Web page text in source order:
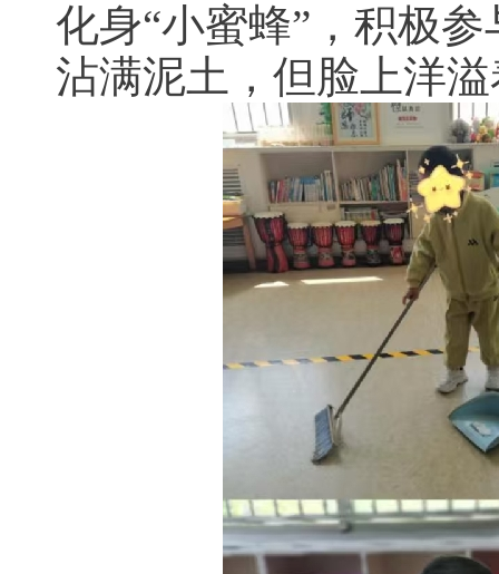
化身“小蜜蜂”，积极
沾满泥土，但脸上洋